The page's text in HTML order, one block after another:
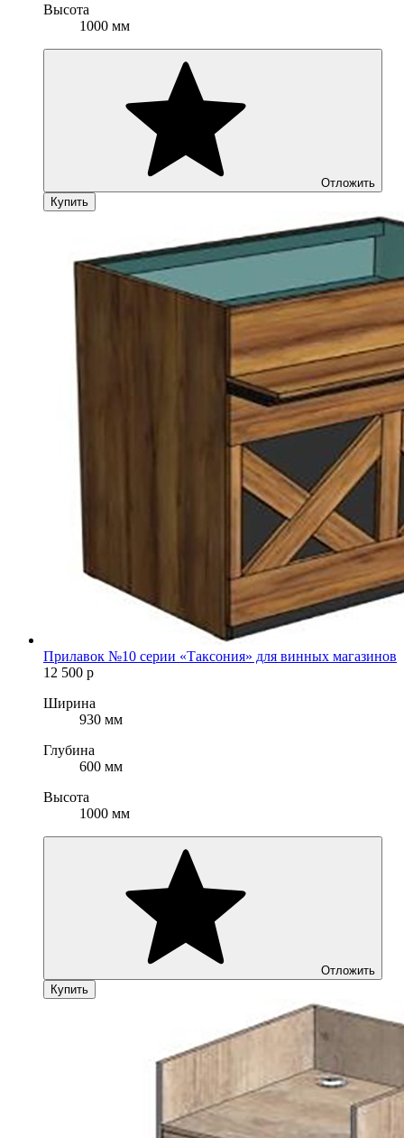
Высота
1000 мм
Отложить
Купить
Прилавок №10 серии «Таксония» для винных магазинов
12 500 р
Ширина
930 мм
Глубина
600 мм
Высота
1000 мм
Отложить
Купить